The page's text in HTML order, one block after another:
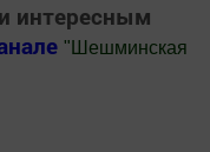
интересным
" Шешминская